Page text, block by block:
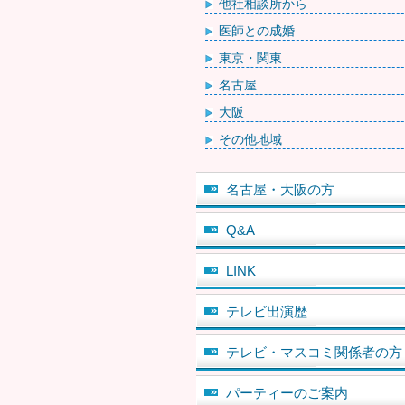
他社相談所から
医師との成婚
東京・関東
名古屋
大阪
その他地域
名古屋・大阪の方
Q&A
LINK
テレビ出演歴
テレビ・マスコミ関係者の方
パーティーのご案内